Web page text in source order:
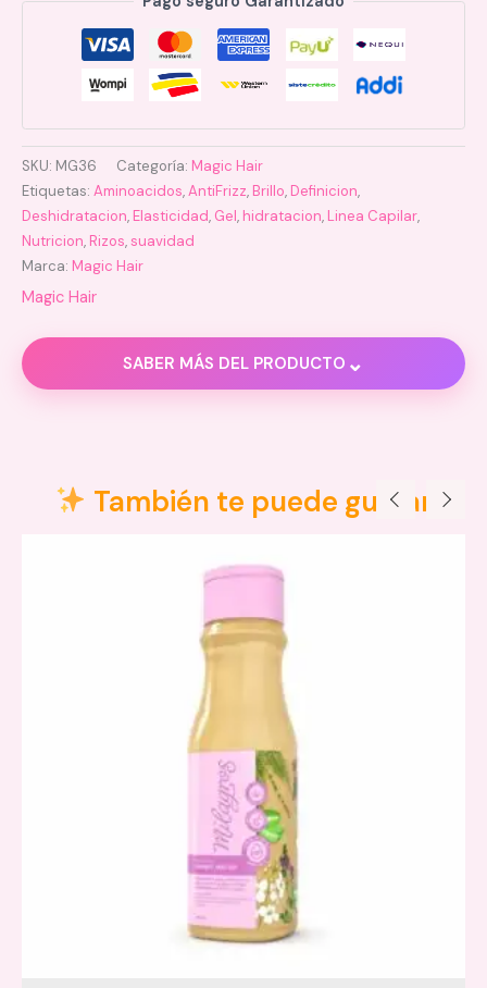
SKU: MG36 Categoría: Magic Hair
Etiquetas: Aminoacidos,AntiFrizz, Brillo, Definicion,
Deshidratacion, Elasticidad, Gel, hidratacion, Linea Capilar,
Nutricion, Rizos,suavidad
Marca: Magic Hair
Magic Hair
SABER MÁS DEL PRODUCTO ⌄
También te puede gustar